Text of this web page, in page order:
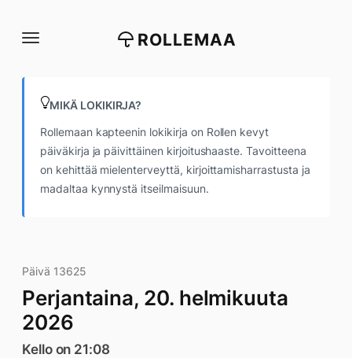
suoraan
ROLLEMAA
MIKÄ LOKIKIRJA?
Rollemaan kapteenin lokikirja on Rollen kevyt
päiväkirja ja päivittäinen kirjoitushaaste. Tavoitteena
on kehittää mielenterveyttä, kirjoittamisharrastusta ja
madaltaa kynnystä itseilmaisuun.
Päivä 13625
Perjantaina, 20. helmikuuta
2026
Kello on 21:08